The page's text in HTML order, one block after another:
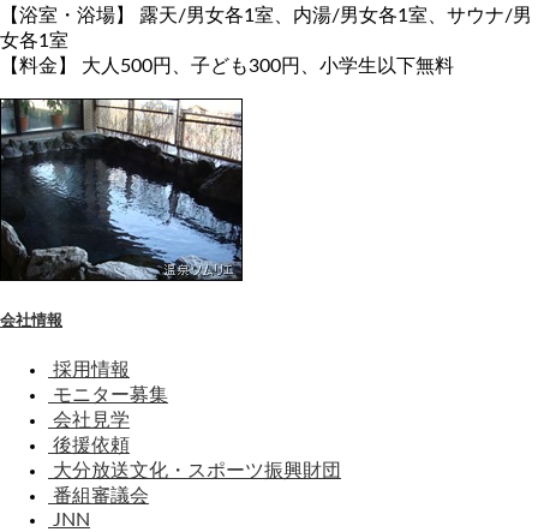
【浴室・浴場】 露天/男女各1室、内湯/男女各1室、サウナ/男
女各1室
【料金】 大人500円、子ども300円、小学生以下無料
会社情報
採用情報
モニター募集
会社見学
後援依頼
大分放送文化・スポーツ振興財団
番組審議会
JNN